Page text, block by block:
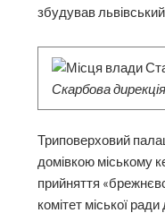
збудував
Скарбова
Триповерховий
домівкою міському
прийняття
комітет міської